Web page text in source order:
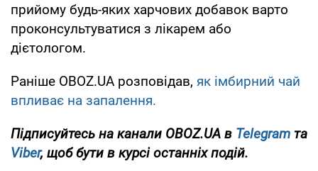
прийому будь-яких харчових добавок варто
проконсультуватися з лікарем або
дієтологом.
Раніше OBOZ.UA розповідав, як імбирний чай
впливає на запалення.
Підписуйтесь на канали OBOZ.UA в Telegram та
Viber, щоб бути в курсі останніх подій.